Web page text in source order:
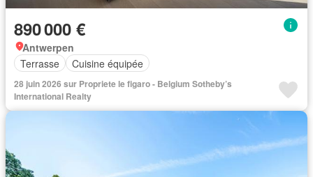
890 000 €
Antwerpen
Terrasse
Cuisine équipée
28 juin 2026 sur Propriete le figaro - Belgium Sotheby’s
International Realty